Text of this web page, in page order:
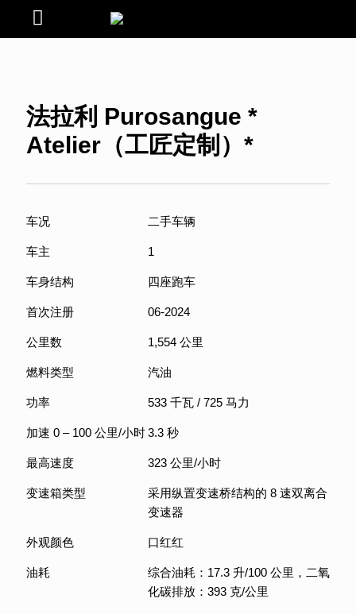
法拉利 Purosangue *
Atelier（工匠定制）*
车况 二手车辆
车主 1
车身结构 四座跑车
首次注册 06-2024
公里数 1,554 公里
燃料类型 汽油
功率 533 千瓦 / 725 马力
加速 0 – 100 公里/小时3.3 秒
最高速度 323 公里/小时
变速箱类型
采用纵置变速桥结构的 8 速双离合
变速器
外观颜色 口红红
油耗
综合油耗：17.3 升/100 公里，二氧
化碳排放：393 克/公里